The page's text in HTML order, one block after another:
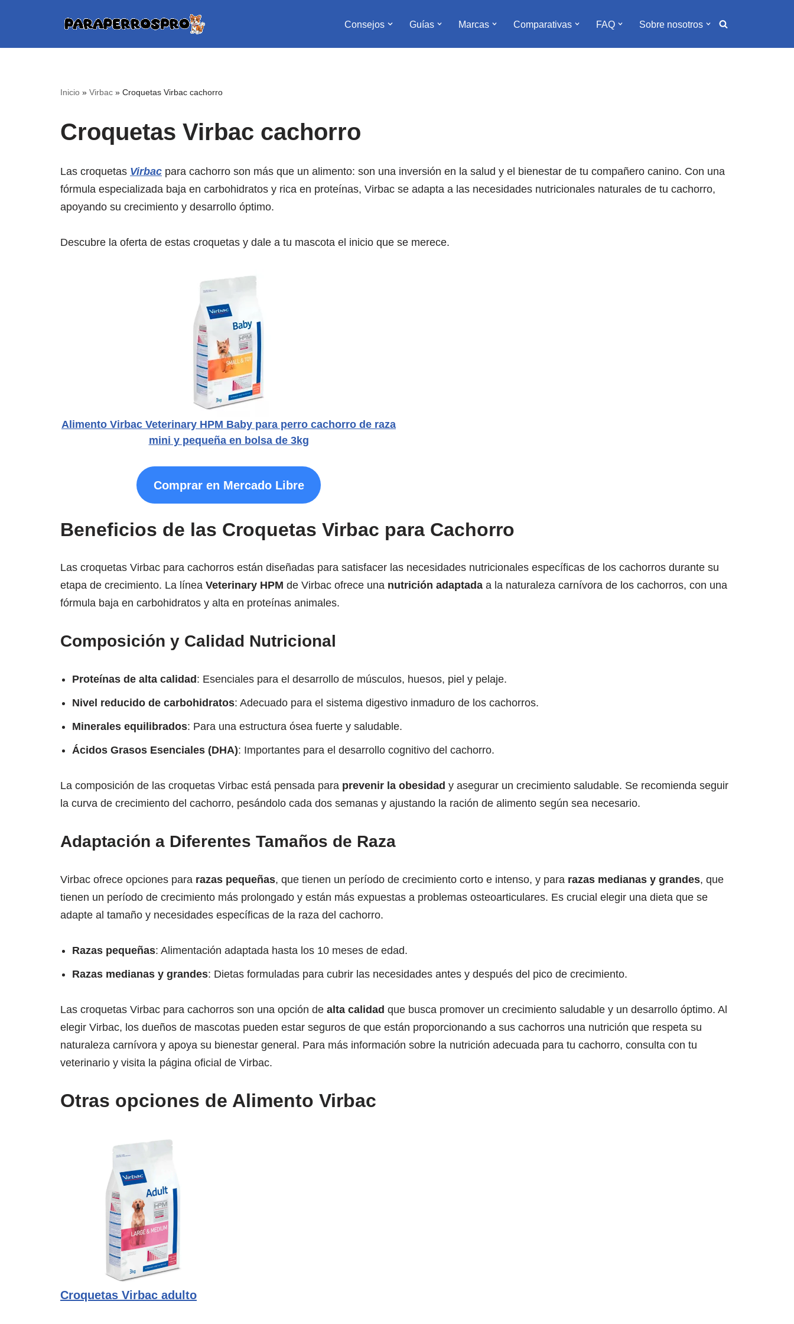
al
Consejos Guías Marcas Comparativas FAQ Sobre nosotros
Inicio » Virbac » Croquetas Virbac cachorro
Croquetas Virbac cachorro
Las croquetas Virbac para cachorro son más que un alimento: son una inversión en la salud y el bienestar de tu compañero canino. Con una
fórmula especializada baja en carbohidratos y rica en proteínas, Virbac se adapta a las necesidades nutricionales naturales de tu cachorro,
apoyando su crecimiento y desarrollo óptimo.
Descubre la oferta de estas croquetas y dale a tu mascota el inicio que se merece.
Alimento Virbac Veterinary HPM Baby para perro cachorro de raza
mini y pequeña en bolsa de 3kg
Comprar en Mercado Libre
Beneficios de las Croquetas Virbac para Cachorro
Las croquetas Virbac para cachorros están diseñadas para satisfacer las necesidades nutricionales específicas de los cachorros durante su
etapa de crecimiento. La línea Veterinary HPM de Virbac ofrece una nutrición adaptada a la naturaleza carnívora de los cachorros, con una
fórmula baja en carbohidratos y alta en proteínas animales.
Composición y Calidad Nutricional
Proteínas de alta calidad : Esenciales para el desarrollo de músculos, huesos, piel y pelaje.
Nivel reducido de carbohidratos: Adecuado para el sistema digestivo inmaduro de los cachorros.
Minerales equilibrados: Para una estructura ósea fuerte y saludable.
Ácidos Grasos Esenciales (DHA): Importantes para el desarrollo cognitivo del cachorro.
La composición de las croquetas Virbac está pensada para prevenir la obesidad y asegurar un crecimiento saludable. Se recomienda seguir
la curva de crecimiento del cachorro, pesándolo cada dos semanas y ajustando la ración de alimento según sea necesario.
Adaptación a Diferentes Tamaños de Raza
Virbac ofrece opciones para razas pequeñas, que tienen un período de crecimiento corto e intenso, y para razas medianas y grandes, que
tienen un período de crecimiento más prolongado y están más expuestas a problemas osteoarticulares. Es crucial elegir una dieta que se
adapte al tamaño y necesidades específicas de la raza del cachorro.
Razas pequeñas: Alimentación adaptada hasta los 10 meses de edad.
Razas medianas y grandes: Dietas formuladas para cubrir las necesidades antes y después del pico de crecimiento.
Las croquetas Virbac para cachorros son una opción de alta calidad que busca promover un crecimiento saludable y un desarrollo óptimo. Al
elegir Virbac, los dueños de mascotas pueden estar seguros de que están proporcionando a sus cachorros una nutrición que respeta su
naturaleza carnívora y apoya su bienestar general. Para más información sobre la nutrición adecuada para tu cachorro, consulta con tu
veterinario y visita la página oficial de Virbac.
Otras opciones de Alimento Virbac
Croquetas Virbac adulto